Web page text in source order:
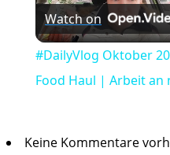
Watch on
#DailyVlog Oktober
Food Haul | Arbeit an
Keine Kommentare